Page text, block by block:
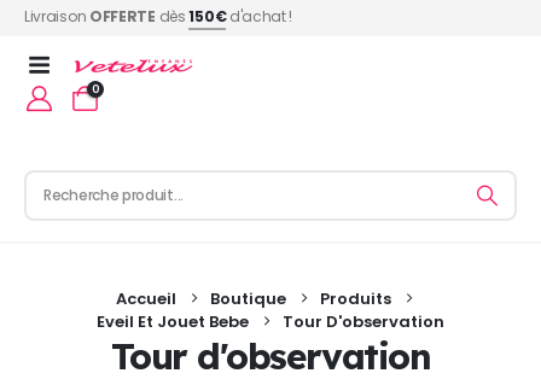
Livraison OFFERTE dès150€d'achat !
0
Accueil Boutique
Produits
Eveil Et Jouet Bebe
Tour D'observation
Tour d'observation